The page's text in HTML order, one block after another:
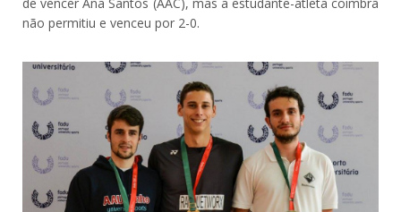
de vencer Ana Santos (AAC), mas a estudante-atleta coimbrã
não permitiu e venceu por 2-0.